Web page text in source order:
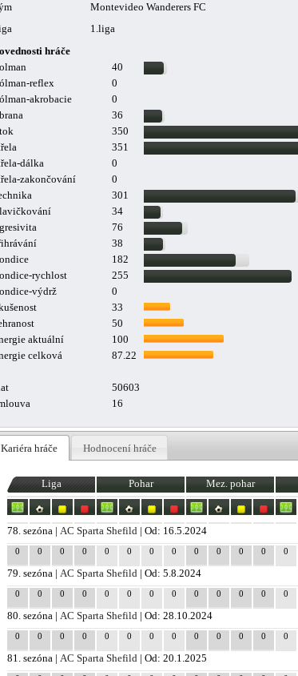
Montevideo Wanderers FC
1.liga
hráče
40
reflex
0
akrobacie
0
36
350
351
dálka
0
zakončování
0
301
34
76
38
182
rychlost
255
výdrž
0
33
50
aktuální
100
celková
87.22
50603
16
Kariéra hráče Hodnocení hráče
Liga Pohar Mez. pohar
78. sezóna | AC Sparta Shefild | Od: 16.5.2024
0 0 0 0 0 0 0 0 0 0 0 0 0
79. sezóna | AC Sparta Shefild | Od: 5.8.2024
0 0 0 0 0 0 0 0 0 0 0 0 0
80. sezóna | AC Sparta Shefild | Od: 28.10.2024
0 0 0 0 0 0 0 0 0 0 0 0 0
81. sezóna | AC Sparta Shefild | Od: 20.1.2025